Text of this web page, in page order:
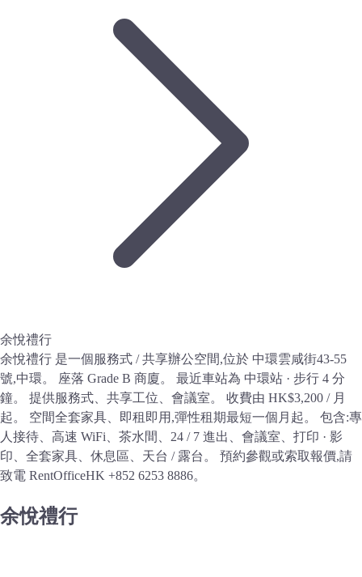
余悅禮行
余悅禮行 是一個服務式 / 共享辦公空間,位於 中環雲咸街43-55
號,中環。 座落 Grade B 商廈。 最近車站為 中環站 · 步行 4 分
鐘。 提供服務式、共享工位、會議室。 收費由 HK$3,200 / 月
起。 空間全套家具、即租即用,彈性租期最短一個月起。 包含:專
人接待、高速 WiFi、茶水間、24 / 7 進出、會議室、打印 · 影
印、全套家具、休息區、天台 / 露台。 預約參觀或索取報價,請
致電 RentOfficeHK +852 6253 8886。
余悅禮行